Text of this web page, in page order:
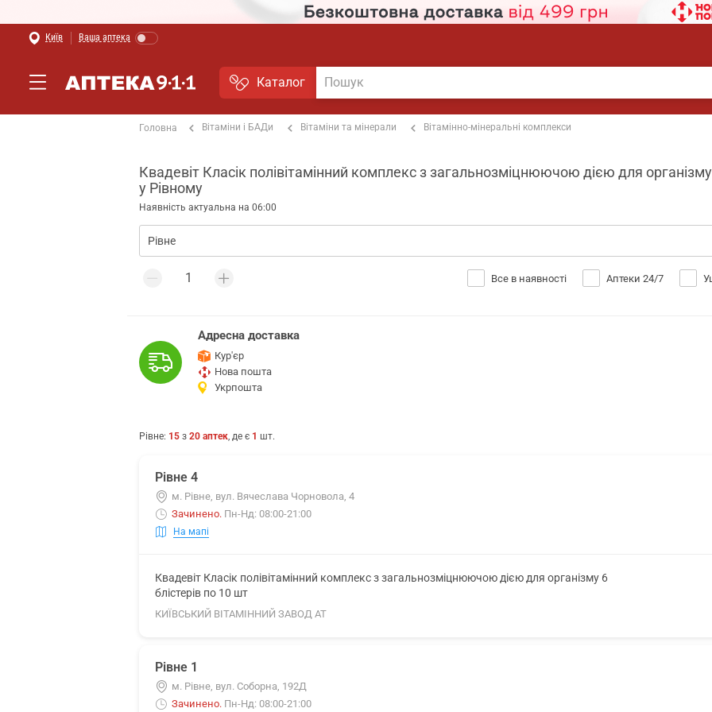
Київ Ваша аптека
Каталог
Головна Вітаміни і БАДи Вітаміни та мінерали Вітамінно-мінеральні комплекси
Квадевіт Класік полівітамінний комплекс з загальнозміцнюючою дією для організму
у Рівному
Наявність актуальна на 06:00
Все в наявності Аптеки 24/7
Адресна доставка
Кур'єр
Нова пошта
Укрпошта
Рівне: 15 з 20 аптек, де є 1 шт.
Рівне 4
м. Рівне, вул. Вячеслава Чорновола, 4
Зачинено. Пн-Нд: 08:00-21:00
На мапі
Квадевіт Класік полівітамінний комплекс з загальнозміцнюючою дією для організму 6
блістерів по 10 шт
КИЇВСЬКИЙ ВІТАМІННИЙ ЗАВОД АТ
Рівне 1
м. Рівне, вул. Соборна, 192Д
Зачинено. Пн-Нд: 08:00-21:00